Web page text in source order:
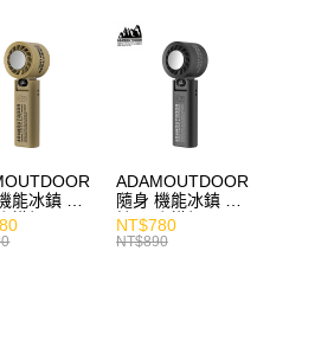
能冰鎮 手
掛繩
ADAMOUTDOOR
隨身 機能冰鎮 手
持風扇 掛繩
NT$780
NT$890